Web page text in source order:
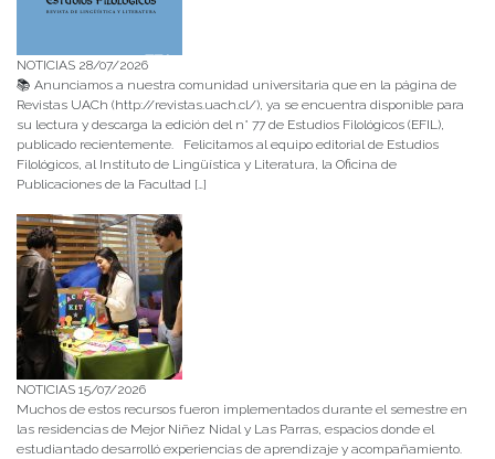
NOTICIAS 28/07/2026
📚 Anunciamos a nuestra comunidad universitaria que en la página de
Revistas UACh (http://revistas.uach.cl/), ya se encuentra disponible para
su lectura y descarga la edición del n° 77 de Estudios Filológicos (EFIL),
publicado recientemente. Felicitamos al equipo editorial de Estudios
Filológicos, al Instituto de Lingüística y Literatura, la Oficina de
Publicaciones de la Facultad […]
NOTICIAS 15/07/2026
Muchos de estos recursos fueron implementados durante el semestre en
las residencias de Mejor Niñez Nidal y Las Parras, espacios donde el
estudiantado desarrolló experiencias de aprendizaje y acompañamiento.